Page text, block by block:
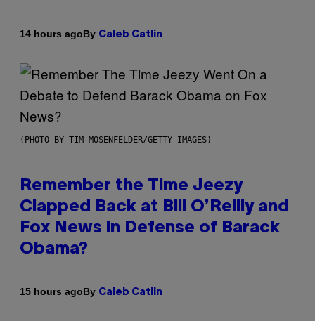
14 hours agoBy Caleb Catlin
(PHOTO BY TIM MOSENFELDER/GETTY IMAGES)
Remember the Time Jeezy
Clapped Back at Bill O’Reilly and
Fox News in Defense of Barack
Obama?
15 hours agoBy Caleb Catlin